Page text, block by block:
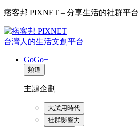
痞客邦 PIXNET – 分享生活的社群平台
台灣人的生活文創平台
GoGo+
頻道
主題企劃
大試用時代
社群影響力